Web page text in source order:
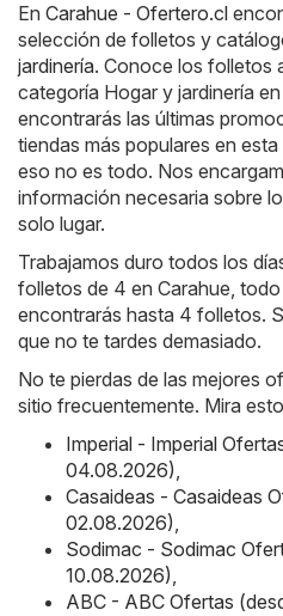
En Carahue - Ofertero.cl
selección de folletos y
jardinería. Conoce los folletos
categoría Hogar y jardinería
encontrarás las últimas
tiendas más populares en
eso no es todo. Nos
información necesaria sobre
solo lugar.
Trabajamos duro todos los
folletos de 4 en Carahue,
encontrarás hasta 4 folletos.
que no te tardes demasiado.
No te pierdas de las mejores
sitio frecuentemente. Mira
Imperial - Imperial
04.08.2026),
Casaideas - Casaideas
02.08.2026),
Sodimac - Sodimac
10.08.2026),
ABC - ABC Ofertas